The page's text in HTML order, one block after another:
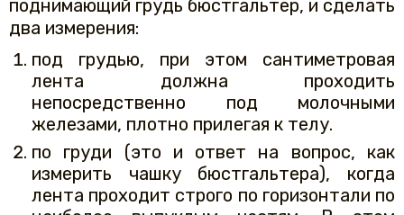
поднимающий грудь бюстгальтер, и сделать
два измерения:
под грудью, при этом сантиметровая
лента должна проходить
непосредственно под молочными
железами, плотно прилегая к телу.
по груди (это и ответ на вопрос, как
измерить чашку бюстгальтера), когда
лента проходит строго по горизонтали по